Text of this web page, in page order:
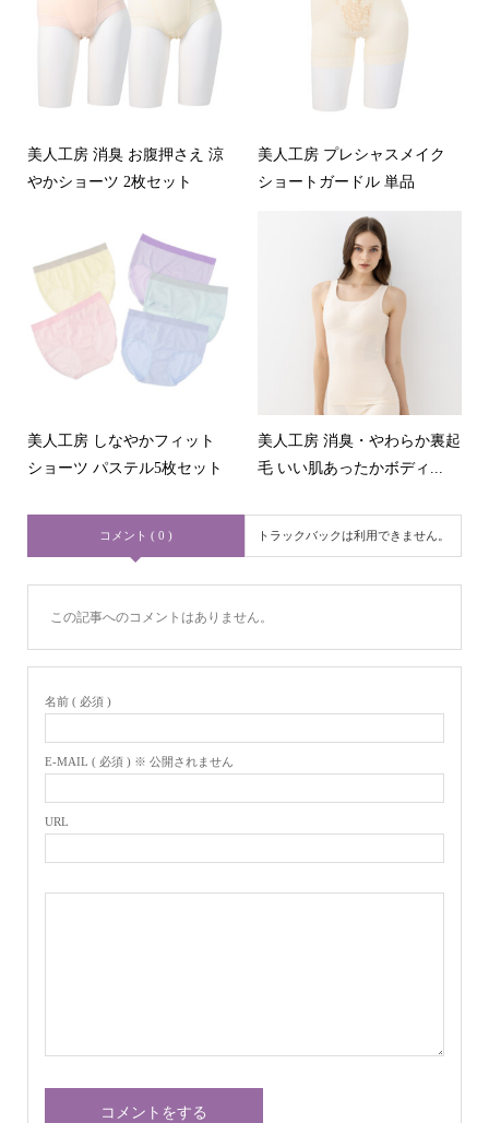
美人工房 消臭 お腹押さえ 涼
やかショーツ 2枚セット
美人工房 プレシャスメイク
ショートガードル 単品
美人工房 しなやかフィット
ショーツ パステル5枚セット
美人工房 消臭・やわらか裏起
毛 いい肌あったかボディ...
コメント ( 0 ) トラックバックは利用できません。
この記事へのコメントはありません。
名前 ( 必須 )
E-MAIL ( 必須 ) ※ 公開されません
URL